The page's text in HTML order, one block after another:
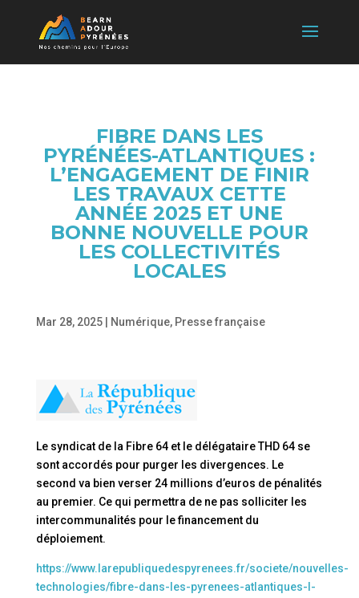
FIBRE DANS LES
PYRÉNÉES-ATLANTIQUES :
L’ENGAGEMENT DE FINIR
LES TRAVAUX CETTE
ANNÉE 2025 ET UNE
BONNE NOUVELLE POUR
LES COLLECTIVITÉS
LOCALES
Mar 28, 2025| Numérique, Presse française
Le syndicat de la Fibre 64 et le délégataire THD 64 se
sont accordés pour purger les divergences. Le
second va bien verser 24 millions d’euros de pénalités
au premier. Ce qui permettra de ne pas solliciter les
intercommunalités pour le financement du
déploiement.
https://www.larepubliquedespyrenees.fr/societe/nouvelles-
technologies/fibre-dans-les-pyrenees-atlantiques-l-